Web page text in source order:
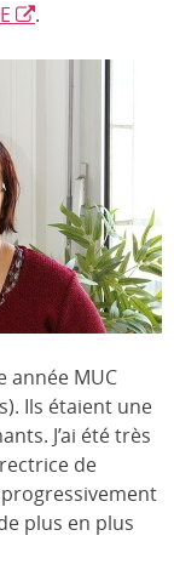
.
année MUC
Ils étaient une
J’ai été très
de
progressivement
plus en plus